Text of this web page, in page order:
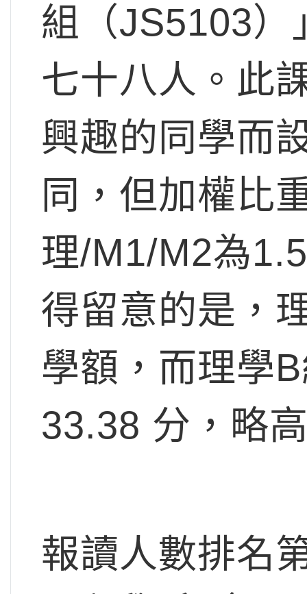
組（JS5103）
七十八人。此
興趣的同學而
同，但加權比
理/M1/M2為
得留意的是，
學額，而理學
33.38 分，略
報讀人數排名